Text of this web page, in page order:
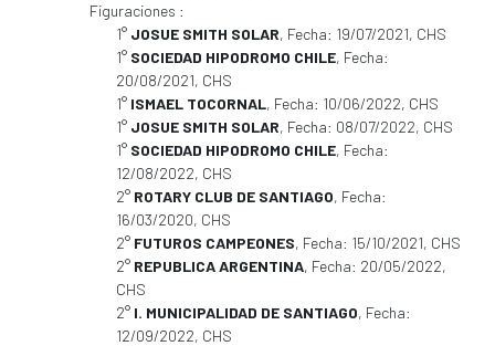
Figuraciones :
1° JOSUE SMITH SOLAR, Fecha: 19/07/2021, CHS
1° SOCIEDAD HIPODROMO CHILE, Fecha:
20/08/2021, CHS
1° ISMAEL TOCORNAL, Fecha: 10/06/2022, CHS
1° JOSUE SMITH SOLAR, Fecha: 08/07/2022, CHS
1° SOCIEDAD HIPODROMO CHILE, Fecha:
12/08/2022, CHS
2° ROTARY CLUB DE SANTIAGO, Fecha:
16/03/2020, CHS
2° FUTUROS CAMPEONES, Fecha: 15/10/2021, CHS
2° REPUBLICA ARGENTINA, Fecha: 20/05/2022,
CHS
2° I. MUNICIPALIDAD DE SANTIAGO, Fecha:
12/09/2022, CHS